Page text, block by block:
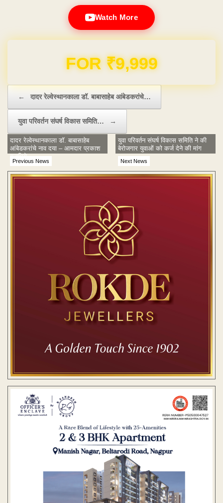
Watch More
FOR ₹9,999
← दादर रेल्वेस्थानकाला डॉ. बाबासाहेब आंबेडकरांचे…
युवा परिवर्तन संघर्ष विकास समिति… →
Previous News
दादर रेल्वेस्थानकाला डॉ. बाबासाहेब
आंबेडकरांचे नाव दया – आमदार प्रकाश
गजभिये
Next News
युवा परिवर्तन संघर्ष विकास समिति ने की
बेरोजगार युवाओं को कर्ज देने की मांग